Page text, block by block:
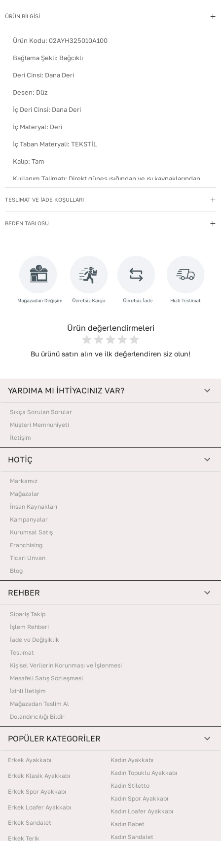
ÜRÜN BİLGİSİ
Ürün Kodu: 02AYH325010A100
Bağlama Şekli: Bağcıklı
Deri Cinsi: Dana Deri
Desen: Düz
İç Deri Cinsi: Dana Deri
İç Materyal: Deri
İç Taban Materyali: TEKSTİL
Kalıp: Tam
Kullanım Talimatı: Direkt güneş ışığından ve ısı kaynaklarından
uzak tutun.
Hakiki Deri
Menşei:Türkiye
Topuk Tipi:Düz Topuklu
arındırın. Hafif nemli bezle silin, doğal olarak kurumasını
TESLİMAT VE İADE KOŞULLARI
BEDEN TABLOSU
Ürün değerlendirmeleri
Bu ürünü satın alın ve ilk değerlendiren siz olun!
YARDIMA MI İHTİYACINIZ VAR?
Sıkça Sorulan Sorular
Müşteri Memnuniyeti
İletişim
HOTİÇ
Markamız
Mağazalar
İnsan Kaynakları
Kampanyalar
Kurumsal Satış
Franchising
Ticari Unvan
Blog
REHBER
Sipariş Takip
İşlem Rehberi
İade ve Değişiklik
Teslimat
Kişisel Verilerin Korunması ve İşlenmesi
Mesafeli Satış Sözleşmesi
İzinli İletişim
Mağazadan Teslim Al
Dolandırıcılığı Bildir
POPÜLER KATEGORİLER
Erkek Ayakkabı
Erkek Klasik Ayakkabı
Erkek Spor Ayakkabı
Erkek Loafer Ayakkabı
Erkek Sandalet
Erkek Terik
Kadın Ayakkabı
Kadın Topuklu Ayakkabı
Kadın Stiletto
Kadın Spor Ayakkabı
Kadın Loafer Ayakkabı
Kadın Babet
Kadın Sandalet